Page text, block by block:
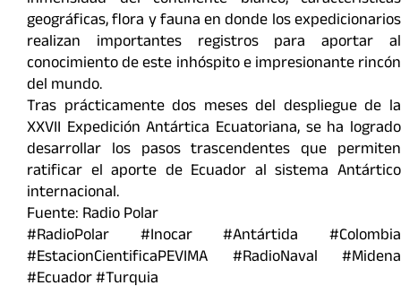
geográficas, flora y fauna en donde los expedicionarios
realizan importantes registros para aportar al
conocimiento de este inhóspito e impresionante rincón
del mundo.
Tras prácticamente dos meses del despliegue de la
XXVII Expedición Antártica Ecuatoriana, se ha logrado
desarrollar los pasos trascendentes que permiten
ratificar el aporte de Ecuador al sistema Antártico
internacional.
Fuente: Radio Polar
#RadioPolar #Inocar #Antártida #Colombia
#EstacionCientificaPEVIMA #RadioNaval #Midena
#Ecuador #Turquia